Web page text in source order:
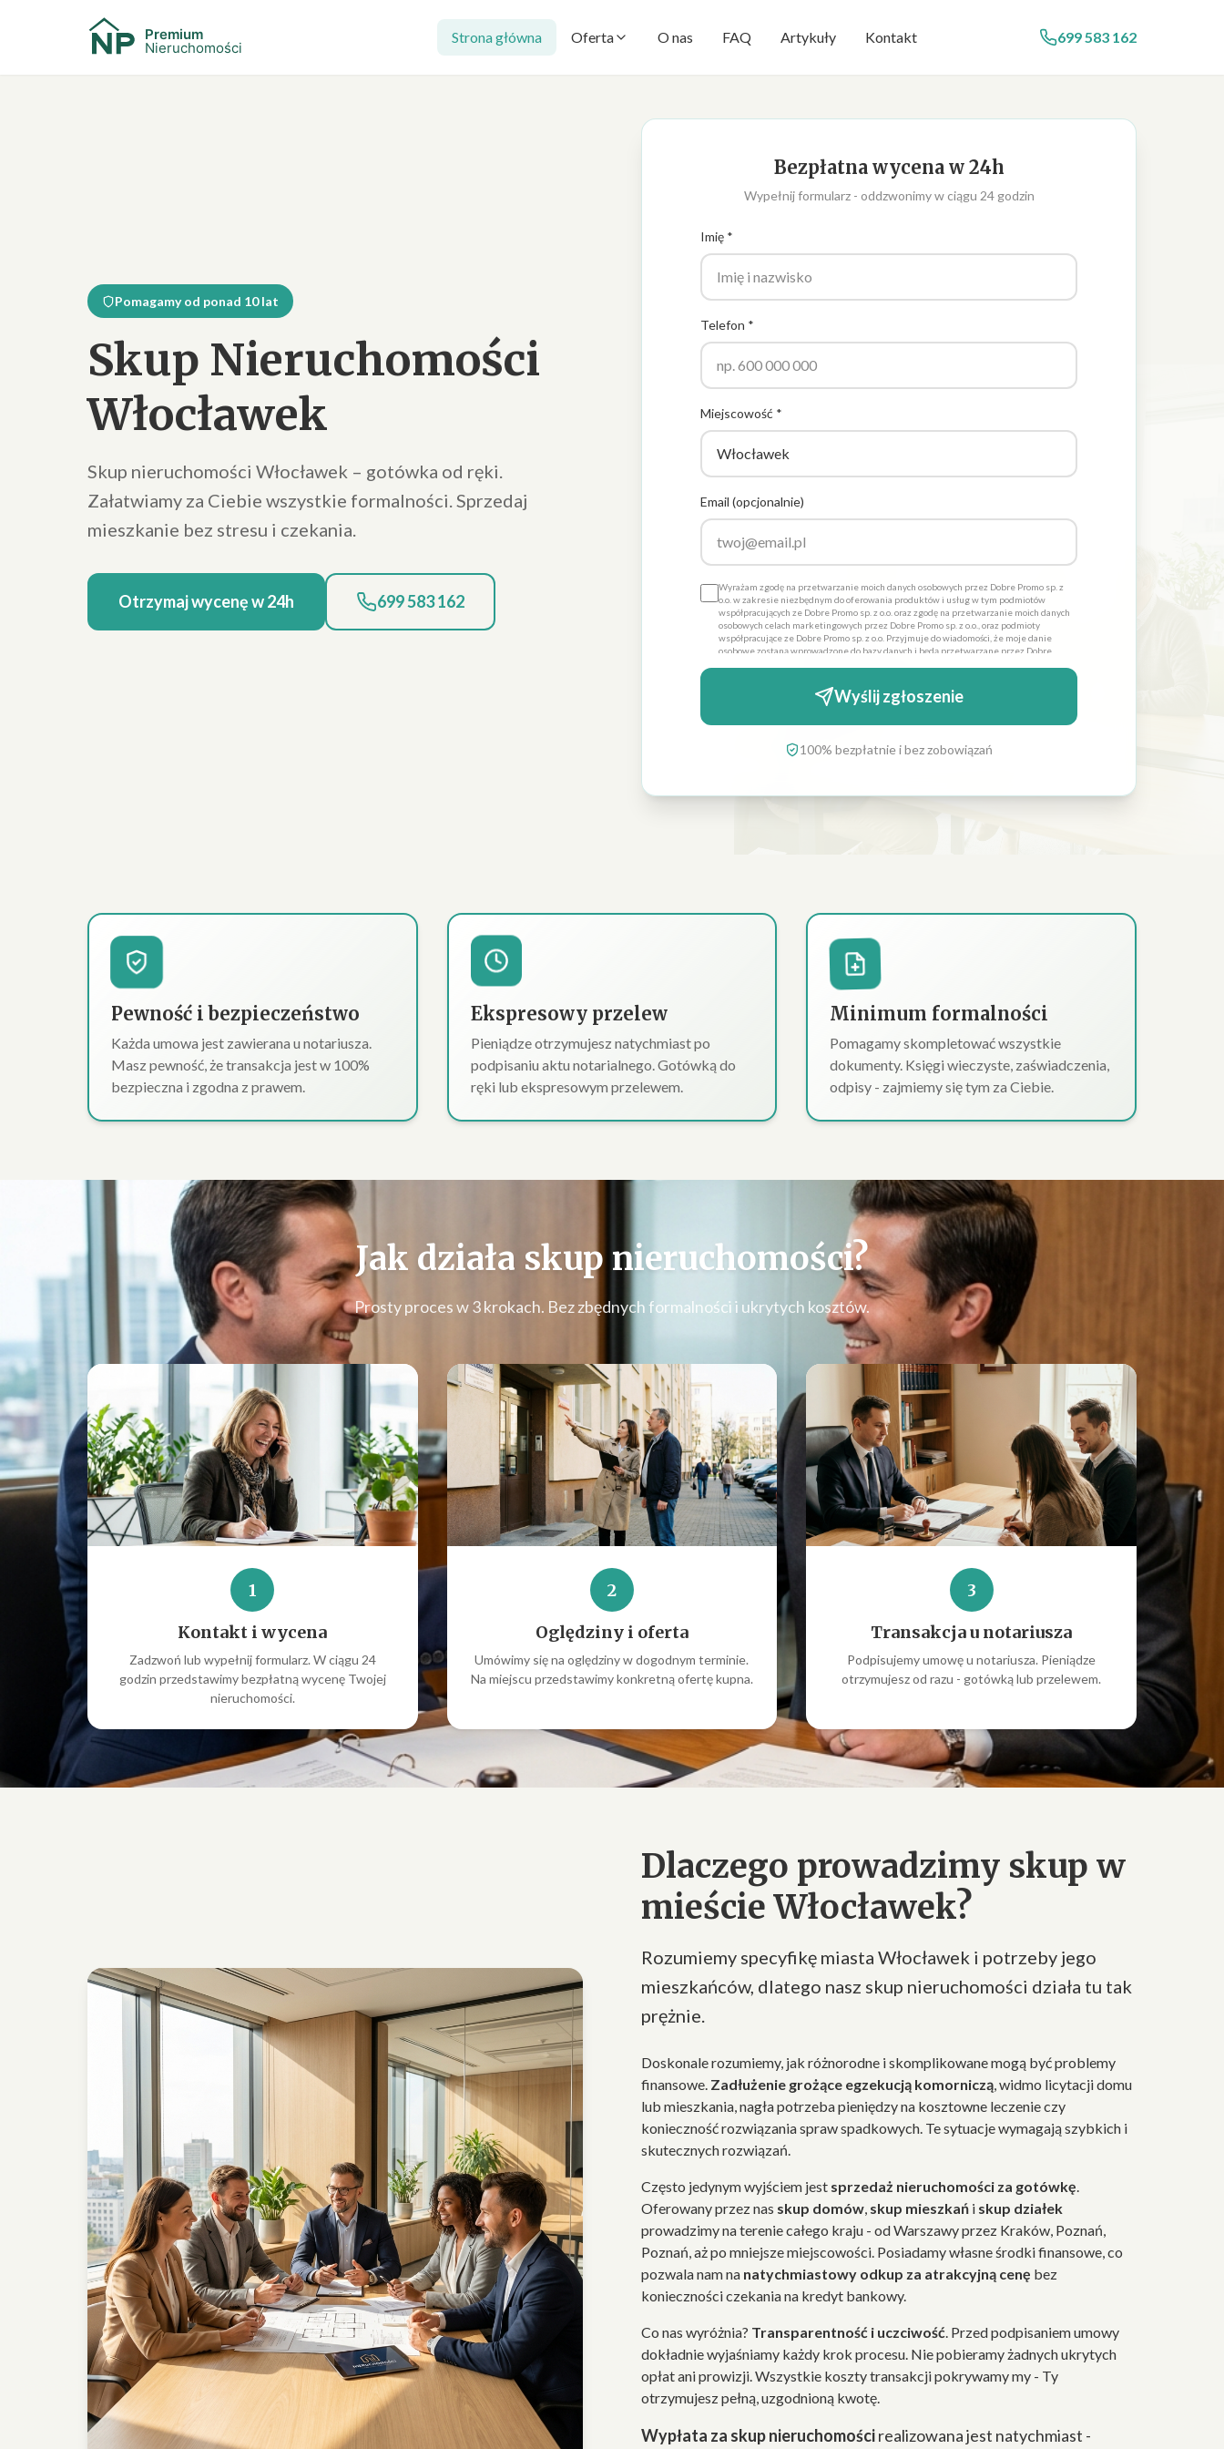
Strona główna Oferta O nas FAQ Artykuły Kontakt 699 583 162
Pomagamy od ponad 10 lat
Skup Nieruchomości
Włocławek
Skup nieruchomości Włocławek – gotówka od ręki.
Załatwiamy za Ciebie wszystkie formalności. Sprzedaj
mieszkanie bez stresu i czekania.
Otrzymaj wycenę w 24h 699 583 162
Bezpłatna wycena w 24h
Wypełnij formularz - oddzwonimy w ciągu 24 godzin
Imię *
Telefon *
Miejscowość *
Email (opcjonalnie)
Wyrażam zgodę na przetwarzanie moich danych osobowych przez Dobre Promo sp. z
o.o. w zakresie niezbędnym do oferowania produktów i usług w tym podmiotów
współpracujących ze Dobre Promo sp. z o.o. oraz zgodę na przetwarzanie moich danych
osobowych celach marketingowych przez Dobre Promo sp. z o.o., oraz podmioty
współpracujące ze Dobre Promo sp. z o.o. Przyjmuje do wiadomości, że moje danie
osobowe zostaną wprowadzone do bazy danych i będą przetwarzane przez Dobre
danych ich poprawienia lub usunięcia. Administratorami danych osobowych jest
Dobre Promo sp. z o.o. z siedzibą w Szczecinie ul. Cyfrowa 6 *
Wyślij zgłoszenie
100% bezpłatnie i bez zobowiązań
Pewność i bezpieczeństwo
Każda umowa jest zawierana u notariusza.
Masz pewność, że transakcja jest w 100%
bezpieczna i zgodna z prawem.
Ekspresowy przelew
Pieniądze otrzymujesz natychmiast po
podpisaniu aktu notarialnego. Gotówką do
ręki lub ekspresowym przelewem.
Minimum formalności
Pomagamy skompletować wszystkie
dokumenty. Księgi wieczyste, zaświadczenia,
odpisy - zajmiemy się tym za Ciebie.
Jak działa skup nieruchomości?
Prosty proces w 3 krokach. Bez zbędnych formalności i ukrytych kosztów.
1
Kontakt i wycena
Zadzwoń lub wypełnij formularz. W ciągu 24
godzin przedstawimy bezpłatną wycenę Twojej
nieruchomości.
2
Oględziny i oferta
Umówimy się na oględziny w dogodnym terminie.
Na miejscu przedstawimy konkretną ofertę kupna.
3
Transakcja u notariusza
Podpisujemy umowę u notariusza. Pieniądze
otrzymujesz od razu - gotówką lub przelewem.
Dlaczego prowadzimy skup w
mieście Włocławek?
Rozumiemy specyfikę miasta Włocławek i potrzeby jego
mieszkańców, dlatego nasz skup nieruchomości działa tu tak
prężnie.
Doskonale rozumiemy, jak różnorodne i skomplikowane mogą być problemy
finansowe. Zadłużenie grożące egzekucją komorniczą, widmo licytacji domu
lub mieszkania, nagła potrzeba pieniędzy na kosztowne leczenie czy
konieczność rozwiązania spraw spadkowych. Te sytuacje wymagają szybkich i
skutecznych rozwiązań.
Często jedynym wyjściem jest sprzedaż nieruchomości za gotówkę.
Oferowany przez nas skup domów, skup mieszkań i skup działek
prowadzimy na terenie całego kraju - od Warszawy przez Kraków, Poznań,
Poznań, aż po mniejsze miejscowości. Posiadamy własne środki finansowe, co
pozwala nam na natychmiastowy odkup za atrakcyjną cenę bez
konieczności czekania na kredyt bankowy.
Co nas wyróżnia? Transparentność i uczciwość. Przed podpisaniem umowy
dokładnie wyjaśniamy każdy krok procesu. Nie pobieramy żadnych ukrytych
opłat ani prowizji. Wszystkie koszty transakcji pokrywamy my - Ty
otrzymujesz pełną, uzgodnioną kwotę.
Wypłata za skup nieruchomościrealizowana jest natychmiast -